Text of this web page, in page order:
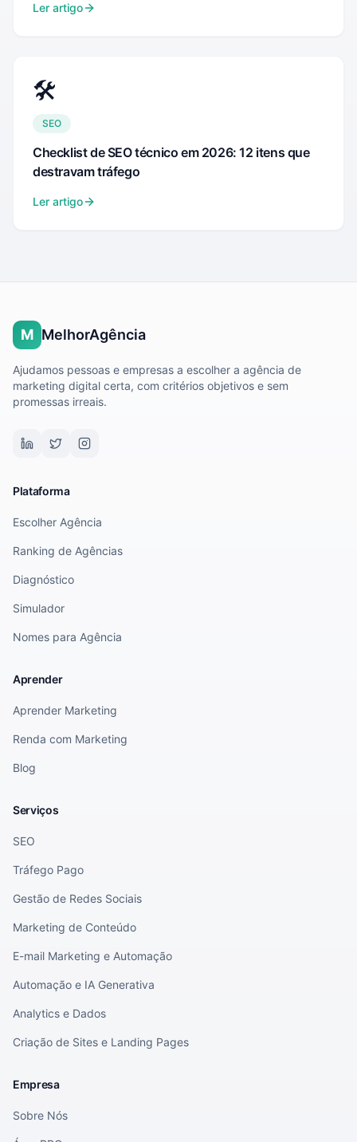
Ler artigo
🛠️
SEO
Checklist de SEO técnico em 2026: 12 itens que
destravam tráfego
Ler artigo
M MelhorAgência
Ajudamos pessoas e empresas a escolher a agência de
marketing digital certa, com critérios objetivos e sem
promessas irreais.
Plataforma
Escolher Agência
Ranking de Agências
Diagnóstico
Simulador
Nomes para Agência
Aprender
Aprender Marketing
Renda com Marketing
Blog
Serviços
SEO
Tráfego Pago
Gestão de Redes Sociais
Marketing de Conteúdo
E-mail Marketing e Automação
Automação e IA Generativa
Analytics e Dados
Criação de Sites e Landing Pages
Empresa
Sobre Nós